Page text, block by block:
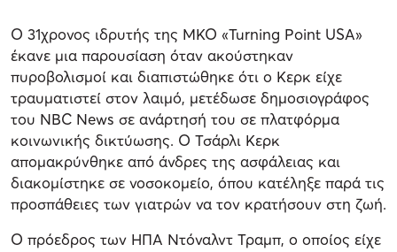
Ο 31χρονος ιδρυτής της ΜΚΟ «Turning Point USA»
έκανε μια παρουσίαση όταν ακούστηκαν
πυροβολισμοί και διαπιστώθηκε ότι ο Κερκ είχε
τραυματιστεί στον λαιμό, μετέδωσε δημοσιογράφος
του NBC News σε ανάρτησή του σε πλατφόρμα
κοινωνικής δικτύωσης. Ο Τσάρλι Κερκ
απομακρύνθηκε από άνδρες της ασφάλειας και
διακομίστηκε σε νοσοκομείο, όπου κατέληξε παρά τις
προσπάθειες των γιατρών να τον κρατήσουν στη ζωή.
Ο πρόεδρος των ΗΠΑ Ντόναλντ Τραμπ, ο οποίος είχε